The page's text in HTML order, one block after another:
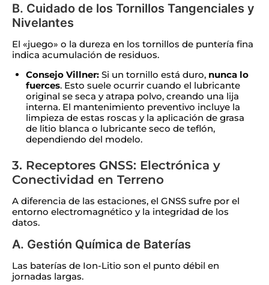
B. Cuidado de los Tornillos Tangenciales y
Nivelantes
El «juego» o la dureza en los tornillos de puntería fina
indica acumulación de residuos.
Consejo Villner:Si un tornillo está duro, nunca lo
fuerces. Esto suele ocurrir cuando el lubricante
original se seca y atrapa polvo, creando una lija
interna. El mantenimiento preventivo incluye la
limpieza de estas roscas y la aplicación de grasa
de litio blanca o lubricante seco de teflón,
dependiendo del modelo.
3. Receptores GNSS: Electrónica y
Conectividad en Terreno
A diferencia de las estaciones, el GNSS sufre por el
entorno electromagnético y la integridad de los
datos.
A. Gestión Química de Baterías
Las baterías de Ion-Litio son el punto débil en
jornadas largas.